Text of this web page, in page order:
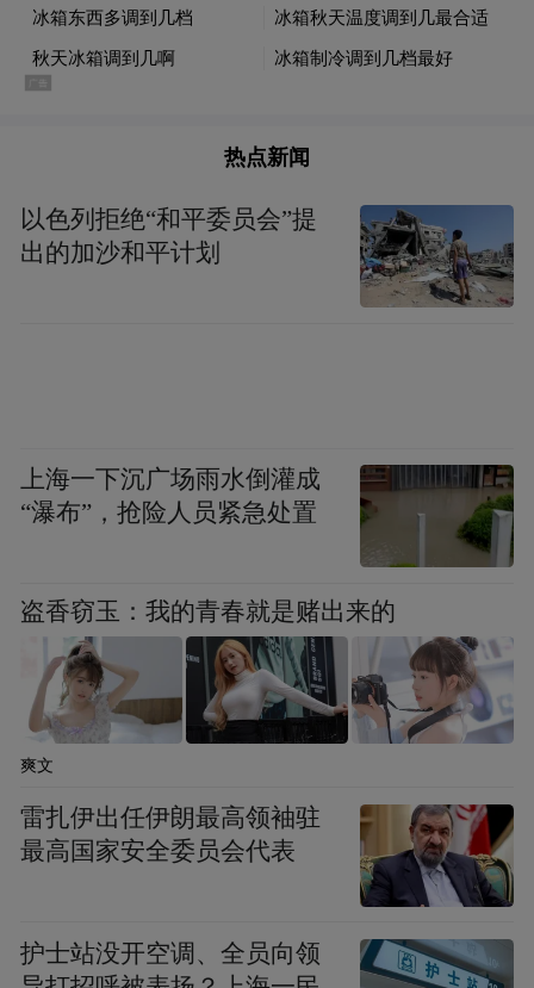
北区，总坐席约8.1万座，项目建成投用后，
将填补宁波大型综合性体育场馆配套空白，
极大丰富城市公共文体资源，满足群众高品
发展理念，创新研发“安全Agent1.0-早班会系
统”，累计落地智能安全帽等31项智能化施工
装备，以数字化、智能化赋能施工安全管
控，为全省在建工程项目安全标准化、智能
频)为凤凰网旗下自媒体平台“大风号”用户上传并发
布，本平台仅提供信息存储空间服务。
Notice: The content above (including the videos,
pictures and audios if any) is uploaded and posted
platform and merely provides information storage
space services.”
热点新闻
以色列拒绝“和平委员会”提
出的加沙和平计划
上海一下沉广场雨水倒灌成
“瀑布”，抢险人员紧急处置
盗香窃玉：我的青春就是赌出来的
爽文
雷扎伊出任伊朗最高领袖驻
最高国家安全委员会代表
护士站没开空调、全员向领